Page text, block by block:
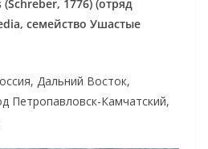
1776) (отряд
семейство Ушастые
Дальний Восток,
Петропавловск-Камчатский,